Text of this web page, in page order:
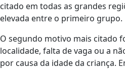
citado em todas as grandes
elevada entre o primeiro grupo.
O segundo motivo mais citado
localidade, falta de vaga ou a
por causa da idade da criança.